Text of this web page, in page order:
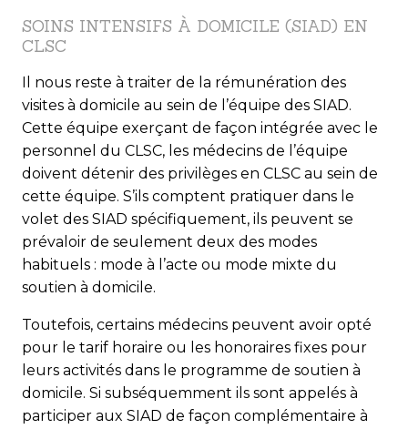
SOINS INTENSIFS À DOMICILE (SIAD) EN
CLSC
Il nous reste à traiter de la rémunération des
visites à domicile au sein de l’équipe des SIAD.
Cette équipe exerçant de façon intégrée avec le
personnel du CLSC, les médecins de l’équipe
doivent détenir des privilèges en CLSC au sein de
cette équipe. S’ils comptent pratiquer dans le
volet des SIAD spécifiquement, ils peuvent se
prévaloir de seulement deux des modes
habituels : mode à l’acte ou mode mixte du
soutien à domicile.
Toutefois, certains médecins peuvent avoir opté
pour le tarif horaire ou les honoraires fixes pour
leurs activités dans le programme de soutien à
domicile. Si subséquemment ils sont appelés à
participer aux SIAD de façon complémentaire à